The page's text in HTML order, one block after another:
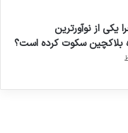
یکی از نوآورترین
بلاکچین سکوت کرده است؟
با طعم
های
2023